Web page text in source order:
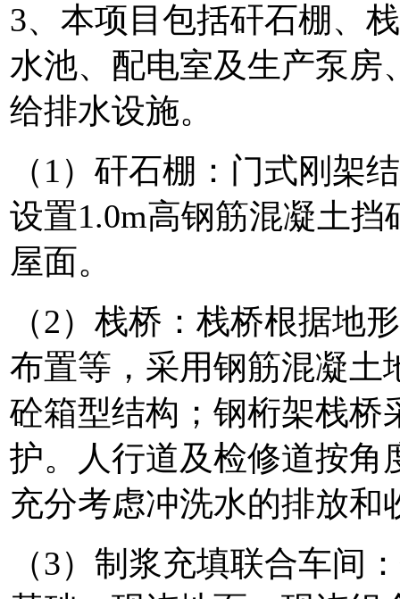
3、本项目包括矸石棚、
水池、配电室及生产泵房
给排水设施。
（1）矸石棚：门式刚架
设置1.0m高钢筋混凝土
屋面。
（2）栈桥：栈桥根据地
布置等，采用钢筋混凝土
砼箱型结构；钢桁架栈桥
护。人行道及检修道按角
充分考虑冲洗水的排放和
（3）制浆充填联合车间